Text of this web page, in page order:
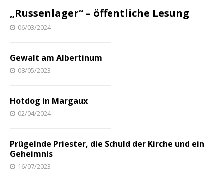
„Russenlager“ – öffentliche Lesung
06/03/2024
Gewalt am Albertinum
08/05/2023
Hotdog in Margaux
02/04/2024
Prügelnde Priester, die Schuld der Kirche und ein
Geheimnis
16/07/2023